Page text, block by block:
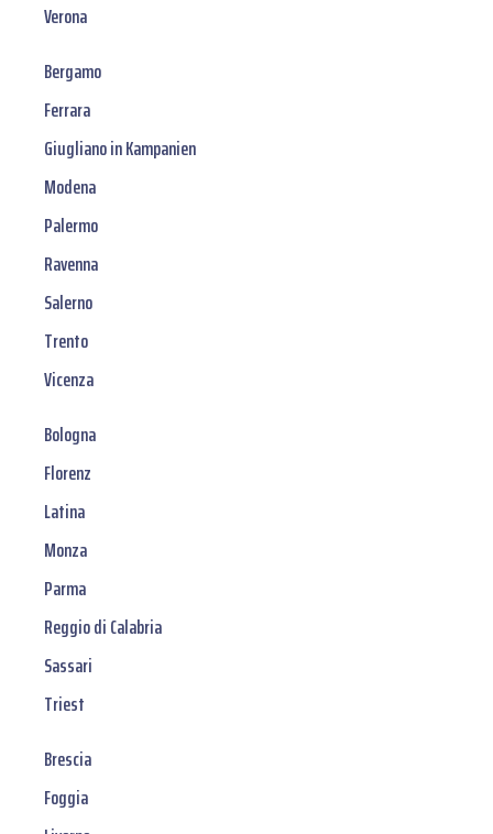
Verona
Bergamo
Ferrara
Giugliano in Kampanien
Modena
Palermo
Ravenna
Salerno
Trento
Vicenza
Bologna
Florenz
Latina
Monza
Parma
Reggio di Calabria
Sassari
Triest
Brescia
Foggia